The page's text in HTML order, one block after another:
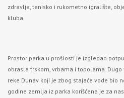
zdravlja, tenisko i rukometno igralište,
kluba.
Prostor parka u prošlosti je izgledao
obrasla trskom, vrbama i topolama.
reke Dunav koji je zbog stajaće vode bio
godine zemlja iz parka korišćena je za